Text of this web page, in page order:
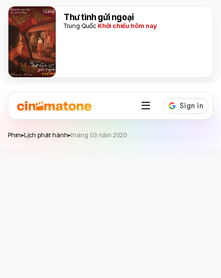
Thư tình gửi ngoại
Trung Quốc Khởi chiếu hôm nay
Phim▸Lịch phát hành▸tháng 03 năm 2020